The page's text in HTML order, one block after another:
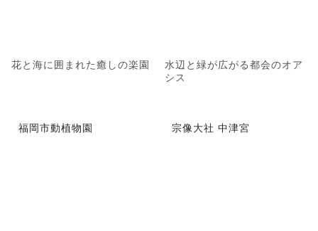
花と海に囲まれた癒しの楽園
水辺と緑が広がる都会のオア
シス
福岡市動植物園 宗像大社 中津宮